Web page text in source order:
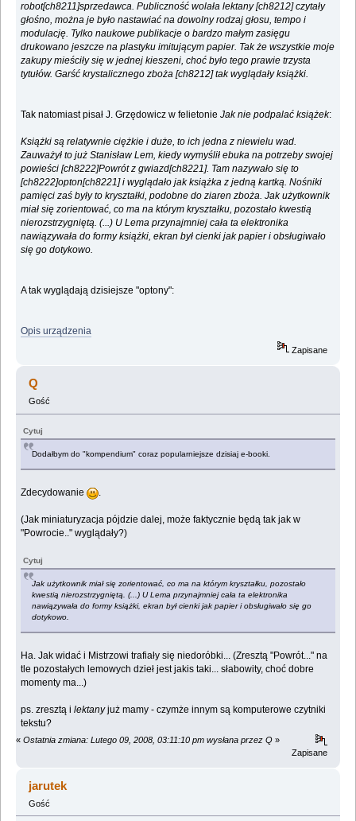
robot[ch8211]sprzedawca. Publiczność wolała lektany [ch8212] czytały
głośno, można je było nastawiać na dowolny rodzaj głosu, tempo i
modulację. Tylko naukowe publikacje o bardzo małym zasięgu
drukowano jeszcze na plastyku imitującym papier. Tak że wszystkie moje
zakupy mieściły się w jednej kieszeni, choć było tego prawie trzysta
tytułów. Garść krystalicznego zboża [ch8212] tak wyglądały książki.
Tak natomiast pisał J. Grzędowicz w felietonieJak nie podpalać książek:
Książki są relatywnie ciężkie i duże, to ich jedna z niewielu wad.
Zauważył to już Stanisław Lem, kiedy wymyślił ebuka na potrzeby swojej
powieści [ch8222]Powrót z gwiazd[ch8221]. Tam nazywało się to
[ch8222]opton[ch8221] i wyglądało jak książka z jedną kartką. Nośniki
pamięci zaś były to kryształki, podobne do ziaren zboża. Jak użytkownik
miał się zorientować, co ma na którym kryształku, pozostało kwestią
nierozstrzygniętą. (...) U Lema przynajmniej cała ta elektronika
nawiązywała do formy książki, ekran był cienki jak papier i obsługiwało
się go dotykowo.
A tak wyglądają dzisiejsze "optony":
Opis urządzenia
Zapisane
Q
Gość
Cytuj
Dodałbym do "kompendium" coraz popularniejsze dzisiaj e-booki.
Zdecydowanie .
(Jak miniaturyzacja pójdzie dalej, może faktycznie będą tak jak w
"Powrocie.." wyglądały?)
Cytuj
Jak użytkownik miał się zorientować, co ma na którym kryształku, pozostało
kwestią nierozstrzygniętą. (...) U Lema przynajmniej cała ta elektronika
nawiązywała do formy książki, ekran był cienki jak papier i obsługiwało się go
dotykowo.
Ha. Jak widać i Mistrzowi trafiały się niedoróbki... (Zresztą "Powrót..." na
tle pozostałych lemowych dzieł jest jakis taki... słabowity, choć dobre
momenty ma...)
ps. zresztą ilektanyjuż mamy - czymże innym są komputerowe czytniki
tekstu?
« Ostatnia zmiana: Lutego 09, 2008, 03:11:10 pm wysłana przez Q »
Zapisane
jarutek
Gość